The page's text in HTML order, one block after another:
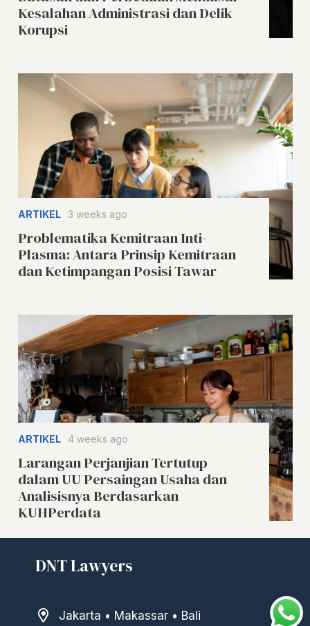
Kesalahan Administrasi dan Delik
Korupsi
ARTIKEL 3 weeks ago
Problematika Kemitraan Inti-
Plasma: Antara Prinsip Kemitraan
dan Ketimpangan Posisi Tawar
ARTIKEL 4 weeks ago
Larangan Perjanjian Tertutup
dalam UU Persaingan Usaha dan
Analisisnya Berdasarkan
KUHPerdata
DNT Lawyers
Jakarta • Makassar • Bali